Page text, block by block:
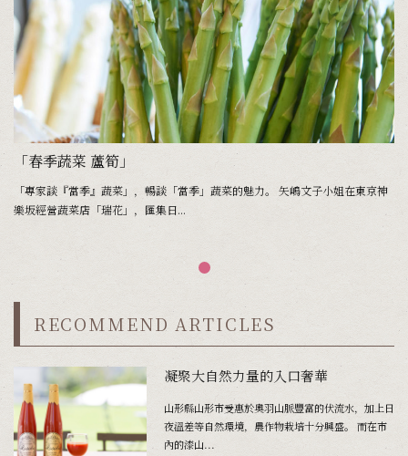
「春季蔬菜 蘆筍」
「專家談『當季』蔬菜」，暢談「當季」蔬菜的魅力。 矢嶋文子小姐在東京神
樂坂經營蔬菜店「瑞花」，匯集日...
RECOMMEND ARTICLES
凝聚大自然力量的入口奢華
山形縣山形市受惠於奧羽山脈豐富的伏流水，加上日
夜溫差等自然環境，農作物栽培十分興盛。 而在市
內的漆山...